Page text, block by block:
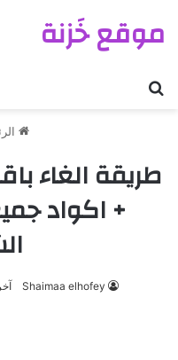
موقع خَزنة
+ اكواد
Shaimaa elhofey آخر